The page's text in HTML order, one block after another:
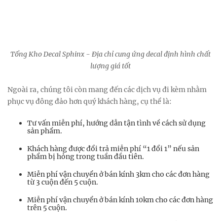
Tổng Kho Decal Sphinx - Địa chỉ cung ứng decal định hình chất
lượng giá tốt
Ngoài ra, chúng tôi còn mang đến các dịch vụ đi kèm nhằm
phục vụ đông đảo hơn quý khách hàng, cụ thể là:
Tư vấn miễn phí, hướng dẫn tận tình về cách sử dụng
sản phẩm.
Khách hàng được đổi trả miễn phí “1 đổi 1” nếu sản
phẩm bị hỏng trong tuần đầu tiên.
Miễn phí vận chuyển ở bán kính 3km cho các đơn hàng
từ 3 cuộn đến 5 cuộn.
Miễn phí vận chuyển ở bán kính 10km cho các đơn hàng
trên 5 cuộn.